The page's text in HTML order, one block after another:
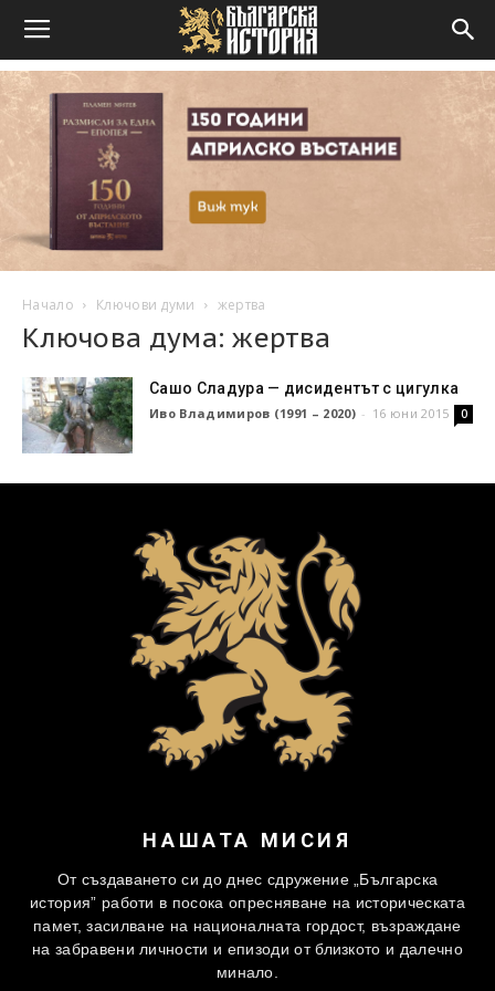
Начало Ключови думи жертва
Ключова дума: жертва
Сашо Сладура — дисидентът с цигулка
Иво Владимиров (1991 – 2020) - 16 юни 2015 0
НАШАТА МИСИЯ
От създаването си до днес сдружение „Българска
история” работи в посока опресняване на историческата
памет, засилване на националната гордост, възраждане
на забравени личности и епизоди от близкото и далечно
минало.